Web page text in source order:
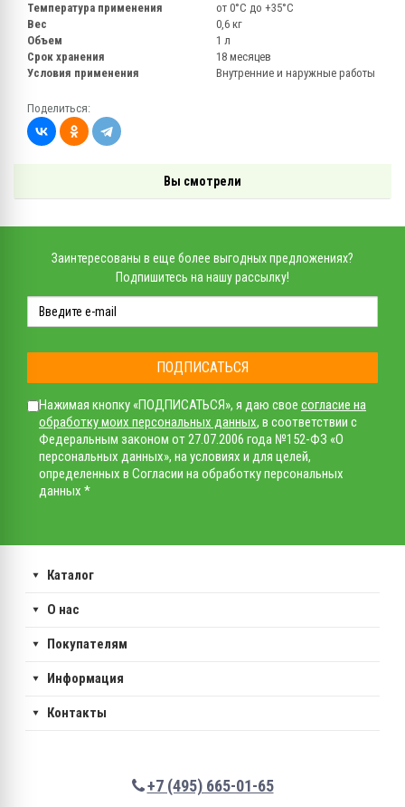
Температура применения
от 0°C до +35°C
Вес
0,6 кг
Объем
1 л
Срок хранения
18 месяцев
Условия применения
Внутренние и наружные работы
Поделиться:
Вы смотрели
Заинтересованы в еще более выгодных предложениях?
Подпишитесь на нашу рассылку!
ПОДПИСАТЬСЯ
Нажимая кнопку «ПОДПИСАТЬСЯ», я даю свое согласие на
обработку моих персональных данных, в соответствии с
Федеральным законом от 27.07.2006 года №152-ФЗ «О
персональных данных», на условиях и для целей,
определенных в Согласии на обработку персональных
данных *
Каталог
О нас
Покупателям
Информация
Контакты
+7 (495) 665-01-65